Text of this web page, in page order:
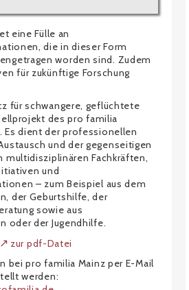
eine Fülle an
die in dieser Form
worden sind. Zudem
für zukünftige Forschung
für schwangere, geflüchtete
des pro familia
Es dient der professionellen
und der gegenseitigen
multidisziplinären Fachkräften,
und
– zum Beispiel aus dem
der Geburtshilfe, der
sowie aus
oder der Jugendhilfe.
zur pdf-Datei
bei pro familia Mainz per E-Mail
werden: